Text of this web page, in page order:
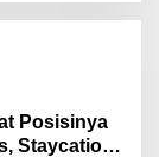
Posisinya
Staycation,